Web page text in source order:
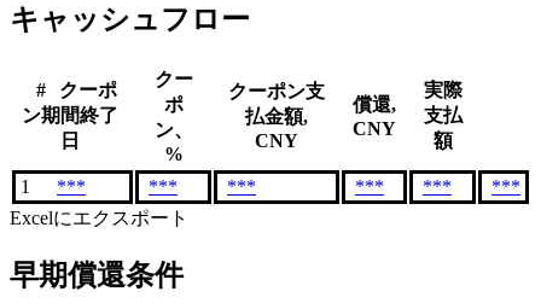
キャッシュフロー
#
クーポ
ン期間終了
日
クー
ポ
ン、
%
クーポン支
払金額,
CNY
償還,
CNY
実際
支払
額
1 *** *** *** *** ***
***
Excelにエクスポート
早期償還条件